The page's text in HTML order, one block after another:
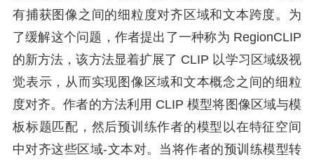
有捕获图像之间的细粒度对齐区域和文本跨度。为
了缓解这个问题，作者提出了一种称为 RegionCLIP
的新方法，该方法显着扩展了 CLIP 以学习区域级视
觉表示，从而实现图像区域和文本概念之间的细粒
度对齐。作者的方法利用 CLIP 模型将图像区域与模
板标题匹配，然后预训练作者的模型以在特征空间
中对齐这些区域-文本对。当将作者的预训练模型转